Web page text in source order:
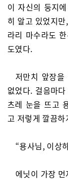
이 자신의 둥지
히 알고 있었지
라리 마수라도
도였다.
저만치 앞장
없었다. 걸음마
츠레 눈을 뜨고
고 저렇게 깔끔
“용사님, 이상
에닛이 가장